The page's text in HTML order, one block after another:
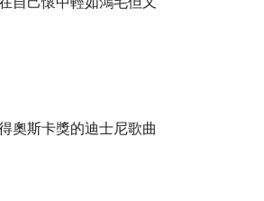
奧斯卡獎的迪士尼歌曲